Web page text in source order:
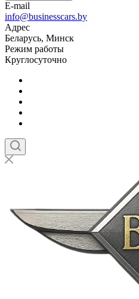
E-mail
info@businesscars.by
Адрес
Беларусь, Минск
Режим работы
Круглосуточно